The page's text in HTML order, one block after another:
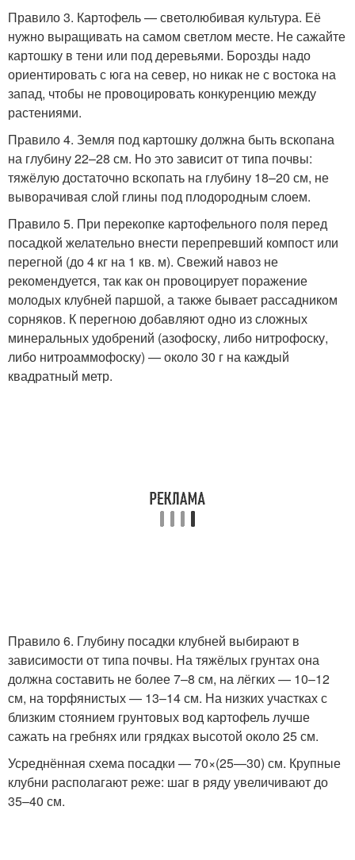
Правило 3. Картофель — светолюбивая культура. Её
нужно выращивать на самом светлом месте. Не сажайте
картошку в тени или под деревьями. Борозды надо
ориентировать с юга на север, но никак не с востока на
запад, чтобы не провоцировать конкуренцию между
растениями.
Правило 4. Земля под картошку должна быть вскопана
на глубину 22–28 см. Но это зависит от типа почвы:
тяжёлую достаточно вскопать на глубину 18–20 см, не
выворачивая слой глины под плодородным слоем.
Правило 5. При перекопке картофельного поля перед
посадкой желательно внести перепревший компост или
перегной (до 4 кг на 1 кв. м). Свежий навоз не
рекомендуется, так как он провоцирует поражение
молодых клубней паршой, а также бывает рассадником
сорняков. К перегною добавляют одно из сложных
минеральных удобрений (азофоску, либо нитрофоску,
либо нитроаммофоску) — около 30 г на каждый
квадратный метр.
Правило 6. Глубину посадки клубней выбирают в
зависимости от типа почвы. На тяжёлых грунтах она
должна составить не более 7–8 см, на лёгких — 10–12
см, на торфянистых — 13–14 см. На низких участках с
близким стоянием грунтовых вод картофель лучше
сажать на гребнях или грядках высотой около 25 см.
Усреднённая схема посадки — 70×(25—30) см. Крупные
клубни располагают реже: шаг в ряду увеличивают до
35–40 см.